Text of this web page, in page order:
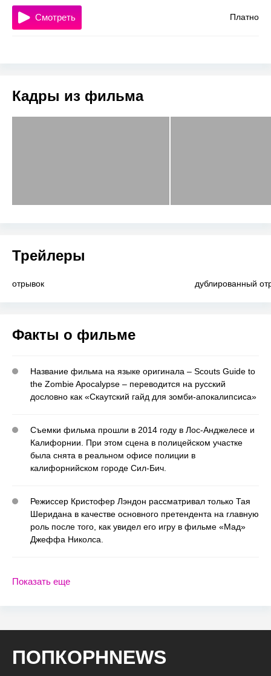
Платно
Смотреть
Кадры из фильма
Трейлеры
отрывок дублированный
Факты о фильме
Название фильма на языке оригинала – Scouts Guide to
the Zombie Apocalypse – переводится на русский
дословно как «Скаутский гайд для зомби-апокалипсиса»
Съемки фильма прошли в 2014 году в Лос-Анджелесе и
Калифорнии. При этом сцена в полицейском участке
была снята в реальном офисе полиции в
калифорнийском городе Сил-Бич.
Режиссер Кристофер Лэндон рассматривал только Тая
Шеридана в качестве основного претендента на главную
роль после того, как увидел его игру в фильме «Мад»
Джеффа Николса.
Показать еще
ПОПКОРНNEWS